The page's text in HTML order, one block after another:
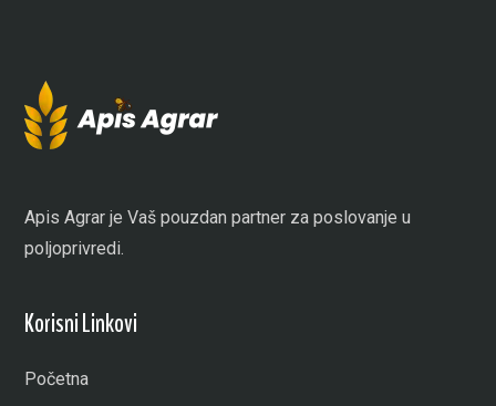
Apis Agrar je Vaš pouzdan partner za poslovanje u
poljoprivredi.
Korisni Linkovi
Početna